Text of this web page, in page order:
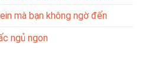
mà bạn không ngờ đến
ngủ ngon